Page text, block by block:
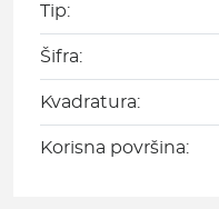
Tip:
Šifra:
Kvadratura:
Korisna površina: